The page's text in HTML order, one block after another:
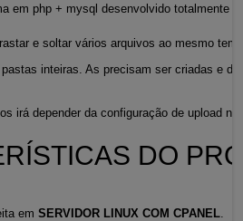
em php + mysql desenvolvido totalmente
e soltar vários arquivos ao mesmo
inteiras. As precisam ser criadas e
irá depender da configuração de upload
DO
em SERVIDOR LINUX COM CPANEL